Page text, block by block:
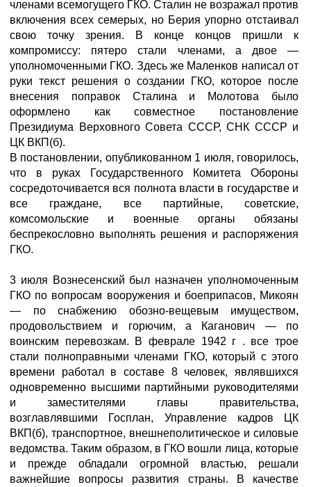
членами всемогущего ГКО. Сталин не возражал против
включения всех семерых, но Берия упорно отстаивал
свою точку зрения. В конце концов пришли к
компромиссу: пятеро стали членами, а двое —
уполномоченными ГКО. Здесь же Маленков написал от
руки текст решения о создании ГКО, которое после
внесения поправок Сталина и Молотова было
оформлено как совместное постановление
Президиума Верховного Совета СССР, СНК СССР и
ЦК ВКП(б).
В постановлении, опубликованном 1 июля, говорилось,
что в руках Государственного Комитета Обороны
сосредоточивается вся полнота власти в государстве и
все граждане, все партийные, советские,
комсомольские и военные органы обязаны
беспрекословно выполнять решения и распоряжения
ГКО.
3 июля Вознесенский был назначен уполномоченным
ГКО по вопросам вооружения и боеприпасов, Микоян
— по снабжению обозно-вещевым имуществом,
продовольствием и горючим, а Каганович — по
воинским перевозкам. В феврале 1942 г . все трое
стали полноправными членами ГКО, который с этого
времени работал в составе 8 человек, являвшихся
одновременно высшими партийными руководителями
и заместителями главы правительства,
возглавлявшими Госплан, Управление кадров ЦК
ВКП(б), транспортное, внешнеполитическое и силовые
ведомства. Таким образом, в ГКО вошли лица, которые
и прежде обладали огромной властью, решали
важнейшие вопросы развития страны. В качестве